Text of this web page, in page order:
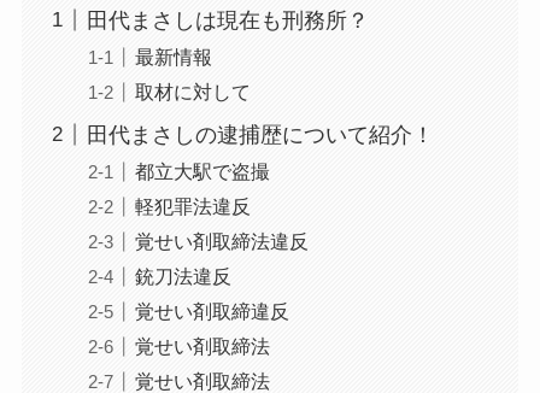
田代まさしは現在も刑務所？
最新情報
取材に対して
田代まさしの逮捕歴について紹介！
都立大駅で盗撮
軽犯罪法違反
覚せい剤取締法違反
銃刀法違反
覚せい剤取締違反
覚せい剤取締法
覚せい剤取締法